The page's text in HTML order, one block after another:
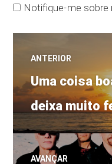
Notifique-me sobre
Navegação
de
Post
ANTERIOR
Post
anterior:
Uma coisa
deixa muito
AVANÇAR